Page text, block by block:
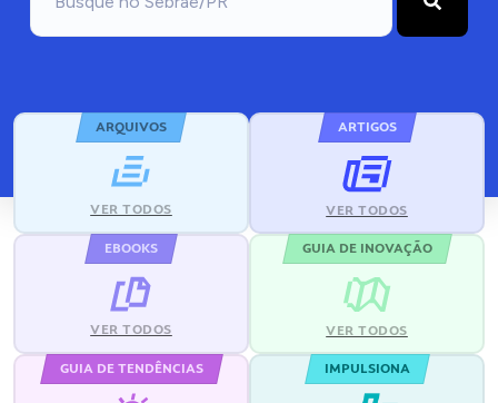
ARQUIVOS
VER TODOS
ARTIGOS
VER TODOS
EBOOKS
VER TODOS
GUIA DE INOVAÇÃO
VER TODOS
GUIA DE TENDÊNCIAS IMPULSIONA